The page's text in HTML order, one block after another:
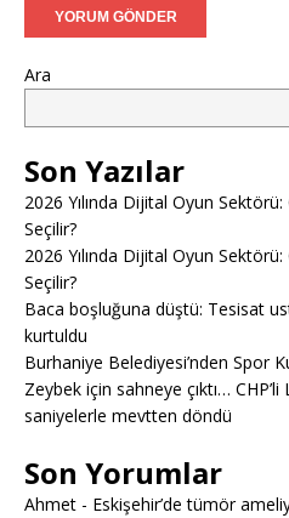
Ara
Son Yazılar
2026 Yılında Dijital Oyun
Seçilir?
2026 Yılında Dijital Oyun
Seçilir?
Baca boşluğuna düştü: Tesisat
kurtuldu
Burhaniye Belediyesi’nden Spor
Zeybek için sahneye çıktı…
saniyelerle mevtten döndü
Son Yorumlar
Ahmet - Eskişehir’de tümör